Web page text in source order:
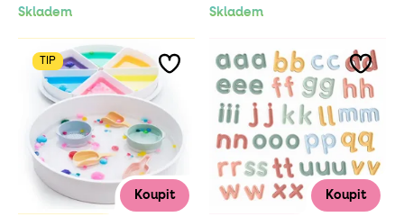
Skladem Skladem
TIP
Koupit Koupit